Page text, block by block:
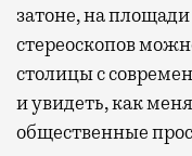
затоне, на
стереоскопов
столицы с
и увидеть, как
общественные